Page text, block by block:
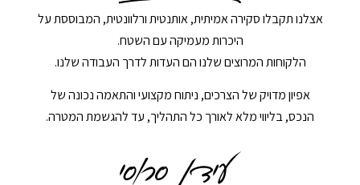
אצלנו תקבלו סקירה אמיתית, אותנטית ורלוונטית, המבוססת על
היכרות מעמיקה עם השטח.
הלקוחות המרוצים שלנו הם העדות לדרך העבודה שלנו.
אפיון מדויק של הצרכים, ניתוח מקצועי והתאמה נכונה של
הנכס, בליווי מלא לאורך כל התהליך, עד להגשמת המטרה.